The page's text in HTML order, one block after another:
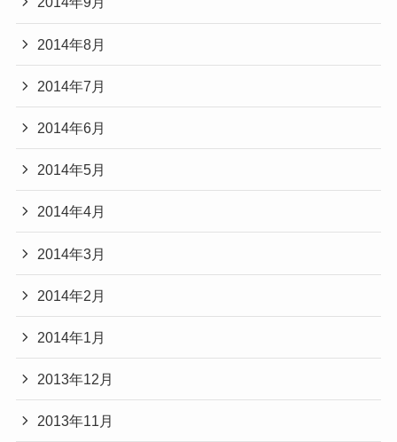
2014年8月
2014年7月
2014年6月
2014年5月
2014年4月
2014年3月
2014年2月
2014年1月
2013年12月
2013年11月